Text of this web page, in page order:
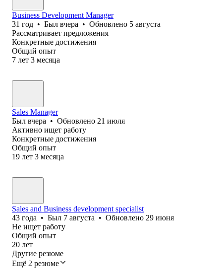
Business Development Manager
31 год • Был вчера • Обновлено 5 августа
Рассматривает предложения
Конкретные достижения
Общий опыт
7 лет 3 месяца
Sales Manager
Был вчера • Обновлено 21 июля
Активно ищет работу
Конкретные достижения
Общий опыт
19 лет 3 месяца
Sales and Business development specialist
43 года • Был 7 августа • Обновлено 29 июня
Не ищет работу
Общий опыт
20 лет
Другие резюме
Ещё 2 резюме